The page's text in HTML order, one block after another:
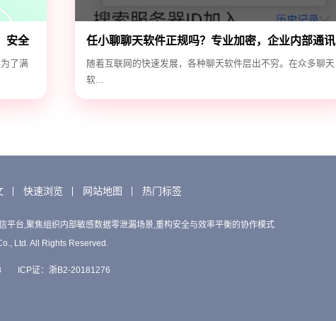
安全
了满
任小聊聊天软件正规吗？专业加密，企业内部通讯
首选！
随着互联网的快速发展，各种聊天软件层出不穷。在众多聊天
软...
快速浏览 网站地图 热门标签
台,聚焦组织内部敏感数据零泄漏场景,重构安全与效率平衡的协作模式
Ltd. All Rights Reserved.
ICP证：浙B2-20181276